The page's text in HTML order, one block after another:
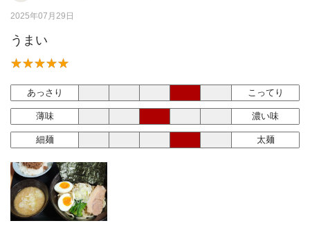
2025年07月29日
うまい
あっさり こってり
薄味 濃い味
細麺 太麺